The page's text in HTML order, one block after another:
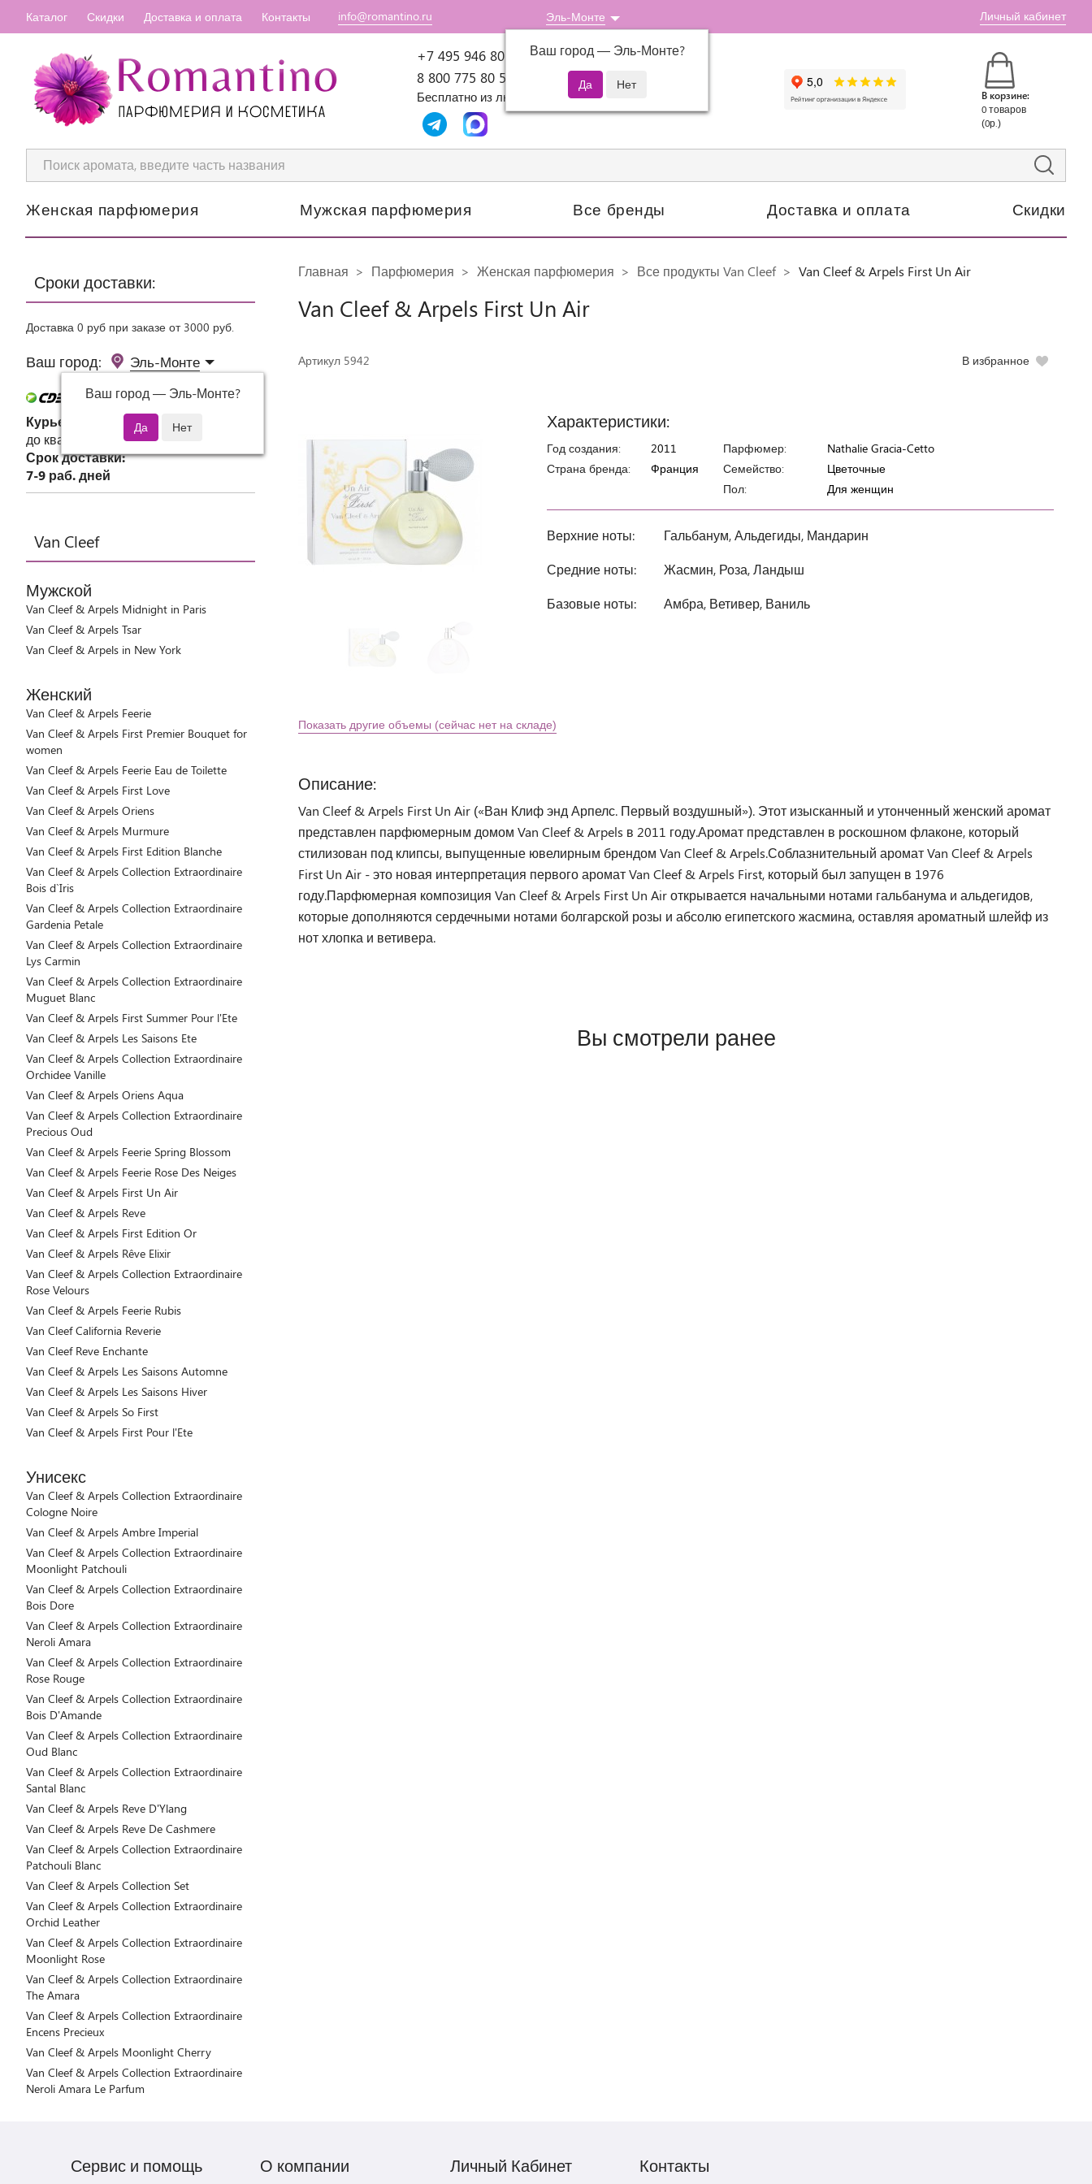
Каталог Скидки Доставка и оплата Контакты info@romantino.ru Эль-Монте
Ваш город — Эль-Монте?
Личный кабинет
+7 495 946 80 07 Пн-Пт: 10:00-18:00
8 800 775 80 51
Бесплатно из любого региона России
В корзине:
0 товаров
(0р.)
Женская парфюмерия Мужская парфюмерия Все бренды Доставка и оплата Скидки
Сроки доставки:
Доставка 0 руб при заказе от 3000 руб.
Ваш город: Эль-Монте
Ваш город — Эль-Монте?
Курьер СДЭК
до квартиры или офиса
Срок доставки:
7-9 раб. дней
Van Cleef
Мужской
Van Cleef & Arpels Midnight in Paris
Van Cleef & Arpels Tsar
Van Cleef & Arpels in New York
Женский
Van Cleef & Arpels Feerie
Van Cleef & Arpels First Premier Bouquet for
women
Van Cleef & Arpels Feerie Eau de Toilette
Van Cleef & Arpels First Love
Van Cleef & Arpels Oriens
Van Cleef & Arpels Murmure
Van Cleef & Arpels First Edition Blanche
Van Cleef & Arpels Collection Extraordinaire
Bois d`Iris
Van Cleef & Arpels Collection Extraordinaire
Gardenia Petale
Van Cleef & Arpels Collection Extraordinaire
Lys Carmin
Van Cleef & Arpels Collection Extraordinaire
Muguet Blanc
Van Cleef & Arpels First Summer Pour l'Ete
Van Cleef & Arpels Les Saisons Ete
Van Cleef & Arpels Collection Extraordinaire
Orchidee Vanille
Van Cleef & Arpels Oriens Aqua
Van Cleef & Arpels Collection Extraordinaire
Precious Oud
Van Cleef & Arpels Feerie Spring Blossom
Van Cleef & Arpels Feerie Rose Des Neiges
Van Cleef & Arpels First Un Air
Van Cleef & Arpels Reve
Van Cleef & Arpels First Edition Or
Van Cleef & Arpels Rêve Elixir
Van Cleef & Arpels Collection Extraordinaire
Rose Velours
Van Cleef & Arpels Feerie Rubis
Van Cleef California Reverie
Van Cleef Reve Enchante
Van Cleef & Arpels Les Saisons Automne
Van Cleef & Arpels Les Saisons Hiver
Van Cleef & Arpels So First
Van Cleef & Arpels First Pour l'Ete
Унисекс
Van Cleef & Arpels Collection Extraordinaire
Cologne Noire
Van Cleef & Arpels Ambre Imperial
Van Cleef & Arpels Collection Extraordinaire
Moonlight Patchouli
Van Cleef & Arpels Collection Extraordinaire
Bois Dore
Van Cleef & Arpels Collection Extraordinaire
Neroli Amara
Van Cleef & Arpels Collection Extraordinaire
Rose Rouge
Van Cleef & Arpels Collection Extraordinaire
Bois D'Amande
Van Cleef & Arpels Collection Extraordinaire
Oud Blanc
Van Cleef & Arpels Collection Extraordinaire
Santal Blanc
Van Cleef & Arpels Reve D'Ylang
Van Cleef & Arpels Reve De Cashmere
Van Cleef & Arpels Collection Extraordinaire
Patchouli Blanc
Van Cleef & Arpels Collection Set
Van Cleef & Arpels Collection Extraordinaire
Orchid Leather
Van Cleef & Arpels Collection Extraordinaire
Moonlight Rose
Van Cleef & Arpels Collection Extraordinaire
The Amara
Van Cleef & Arpels Collection Extraordinaire
Encens Precieux
Van Cleef & Arpels Moonlight Cherry
Van Cleef & Arpels Collection Extraordinaire
Neroli Amara Le Parfum
Главная Парфюмерия Женская парфюмерия Все продукты Van Cleef Van Cleef & Arpels First Un Air
Van Cleef & Arpels First Un Air
Артикул 5942 В избранное
Характеристики:
Год создания:
2011
Страна бренда:
Франция
Парфюмер:
Nathalie Gracia-Cetto
Семейство:
Цветочные
Пол:
Для женщин
Верхние ноты:
Гальбанум, Альдегиды, Мандарин
Средние ноты:
Жасмин, Роза, Ландыш
Базовые ноты:
Амбра, Ветивер, Ваниль
Показать другие объемы (сейчас нет на складе)
Описание:
Van Cleef & Arpels First Un Air («Ван Клиф энд Арпелс. Первый воздушный»). Этот изысканный и утонченный женский аромат
представлен парфюмерным домом Van Cleef & Arpels в 2011 году.Аромат представлен в роскошном флаконе, который
стилизован под клипсы, выпущенные ювелирным брендом Van Cleef & Arpels.Соблазнительный аромат Van Cleef & Arpels
First Un Air - это новая интерпретация первого аромат Van Cleef & Arpels First, который был запущен в 1976
году.Парфюмерная композиция Van Cleef & Arpels First Un Air открывается начальными нотами гальбанума и альдегидов,
которые дополняются сердечными нотами болгарской розы и абсолю египетского жасмина, оставляя ароматный шлейф из
нот хлопка и ветивера.
Вы смотрели ранее
Сервис и помощь О компании Личный Кабинет Контакты